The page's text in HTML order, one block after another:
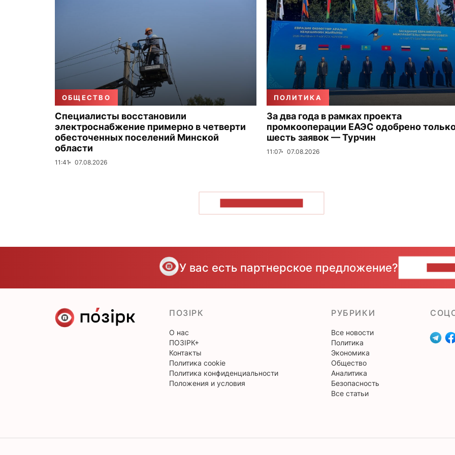
ОБЩЕСТВО
Специалисты восстановили
электроснабжение примерно в четверти
обесточенных поселений Минской
области
11:41 07.08.2026
ПОЛИТИКА
За два года в рамках проекта
промкооперации ЕАЭС одобрено
шесть заявок — Турчин
11:07 07.08.2026
У вас есть партнерское предложение?
ПОЗІРК
О нас
ПОЗІРК+
Контакты
Политика cookie
Политика конфиденциальности
Положения и условия
РУБРИКИ
Все новости
Политика
Экономика
Общество
Аналитика
Безопасность
Все статьи